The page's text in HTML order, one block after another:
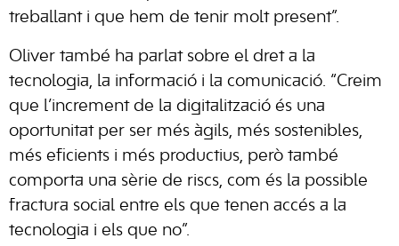
treballant i que hem de tenir molt present”.
Oliver també ha parlat sobre el dret a la
tecnologia, la informació i la comunicació. “Creim
que l’increment de la digitalització és una
oportunitat per ser més àgils, més sostenibles,
més eficients i més productius, però també
comporta una sèrie de riscs, com és la possible
fractura social entre els que tenen accés a la
tecnologia i els que no”.